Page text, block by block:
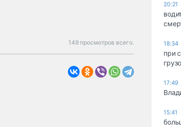
149 просмотров всего.
20:21
18:34
при
17:49
15:41